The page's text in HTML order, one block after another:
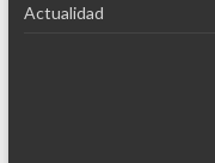
Actualidad